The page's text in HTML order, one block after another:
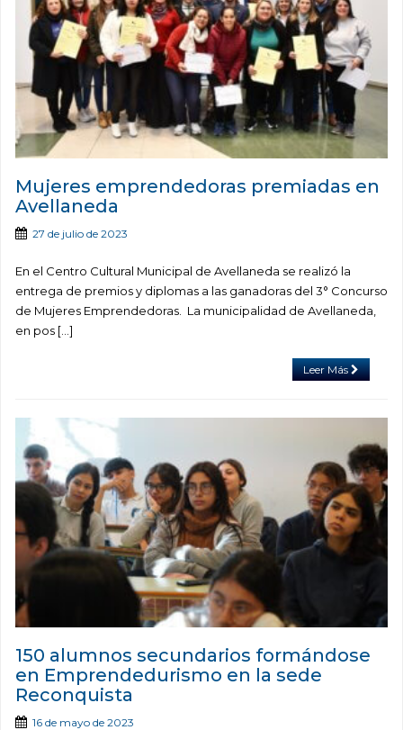
Mujeres emprendedoras premiadas en
Avellaneda
27 de julio de 2023
En el Centro Cultural Municipal de Avellaneda se realizó la
entrega de premios y diplomas a las ganadoras del 3° Concurso
de Mujeres Emprendedoras. La municipalidad de Avellaneda,
en pos […]
Leer Más
150 alumnos secundarios formándose
en Emprendedurismo en la sede
Reconquista
16 de mayo de 2023